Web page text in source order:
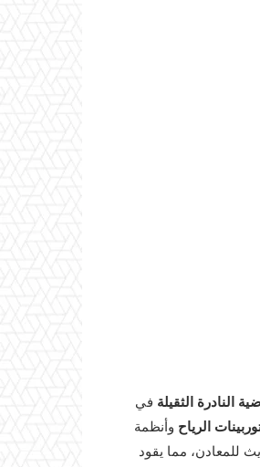
النادرة الثقيلة في
الرياح وأنظمة
للمعادن، مما يقود